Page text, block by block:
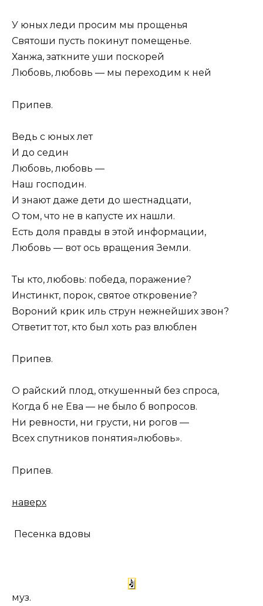
У юных леди просим мы прощенья
Святоши пусть покинут помещенье.
Ханжа, заткните уши поскорей
Любовь, любовь — мы переходим к ней
Припев.
Ведь с юных лет
И до седин
Любовь, любовь —
Наш господин.
И знают даже дети до шестнадцати,
О том, что не в капусте их нашли.
Есть доля правды в этой информации,
Любовь — вот ось вращения Земли.
Ты кто, любовь: победа, поражение?
Инстинкт, порок, святое откровение?
Вороний крик иль струн нежнейших звон?
Ответит тот, кто был хоть раз влюблен
Припев.
О райский плод, откушенный без спроса,
Когда б не Ева — не было б вопросов.
Ни ревности, ни грусти, ни рогов —
Всех спутников понятия»любовь».
Припев.
наверх
Песенка вдовы
муз.